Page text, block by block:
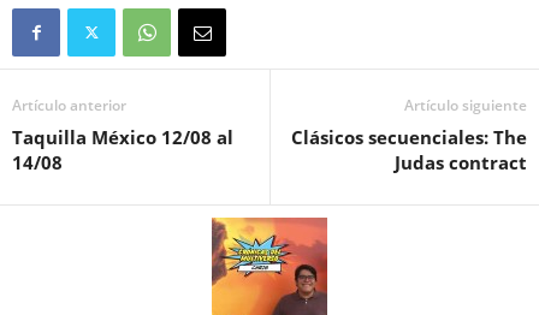
Artículo anterior
Taquilla México 12/08 al
14/08
Artículo siguiente
Clásicos secuenciales: The
Judas contract